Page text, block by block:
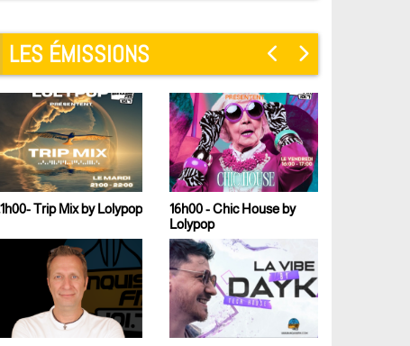
LES ÉMISSIONS
16h00 - Chic House by
17h00 - Le Fresh Mix de
Malcom B